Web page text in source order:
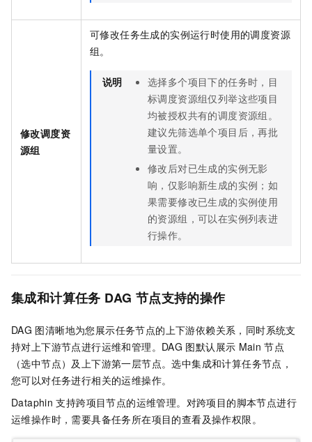
修改调度资
源组
可修改任务生成的实例运行时使用的调度资源
组。
说明
选择多个项目下的任务时，目
标调度资源组仅列举这些项目
均被授权共有的调度资源组。
建议先筛选单个项目后，再批
量设置。
修改后对已生成的实例无影
响，仅影响新生成的实例；如
果需要修改已生成的实例使用
的资源组，可以在实例列表进
行操作。
集成和计算任务 DAG 节点支持的操作
DAG 图清晰地为您展示任务节点的上下游依赖关系，同时系统支
持对上下游节点进行运维和管理。DAG 图默认展示 Main 节点
（选中节点）及上下游第一层节点。选中集成和计算任务节点，
您可以对任务进行相关的运维操作。
Dataphin 支持跨项目节点的运维管理。对跨项目的脚本节点进行
运维操作时，需要具备任务所在项目的查看及操作权限。